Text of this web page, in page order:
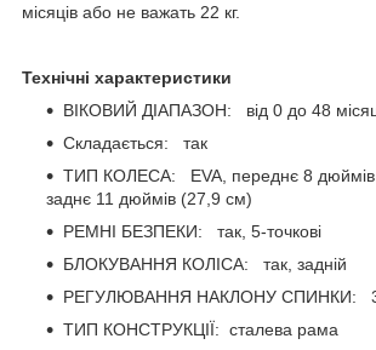
місяців або не важать 22 кг.
Технічні характеристики
ВІКОВИЙ ДІАПАЗОН: від 0 до 48
Складається: так
ТИП КОЛЕСА: EVA, переднє 8 дюймів
заднє 11 дюймів (27,9 см)
РЕМНІ БЕЗПЕКИ: так, 5-точкові
БЛОКУВАННЯ КОЛІСА: так, задній
РЕГУЛЮВАННЯ НАКЛОНУ СПИНКИ: 3
ТИП КОНСТРУКЦІЇ: сталева рама